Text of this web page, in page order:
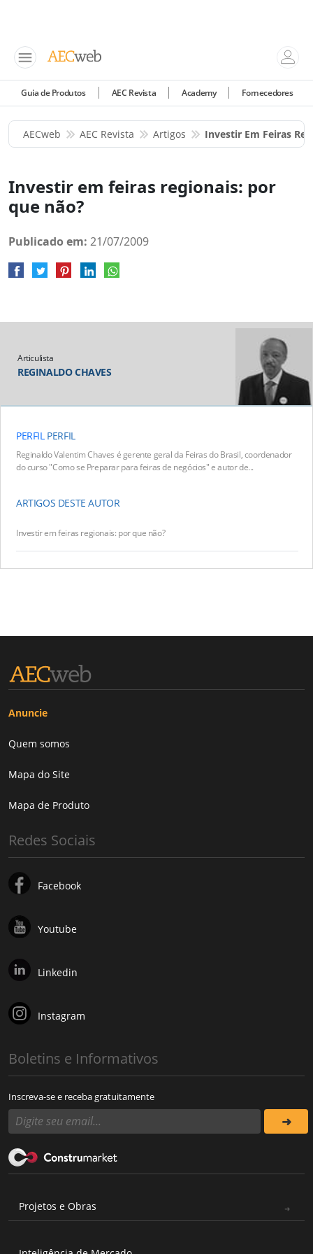
Guia de Produtos AEC Revista Academy Fornecedores
AECweb AEC Revista Artigos Investir Em Feiras
Investir em feiras regionais: por
que não?
Publicado em: 21/07/2009
Articulista
REGINALDO CHAVES
PERFIL PERFIL
Reginaldo Valentim Chaves é gerente geral da Feiras do Brasil, coordenador
do curso "Como se Preparar para feiras de negócios" e autor de...
ARTIGOS DESTE AUTOR
Investir em feiras regionais: por que não?
Anuncie
Quem somos
Mapa do Site
Mapa de Produto
Redes Sociais
Facebook
Youtube
Linkedin
Instagram
Boletins e Informativos
Inscreva-se e receba gratuitamente
Projetos e Obras